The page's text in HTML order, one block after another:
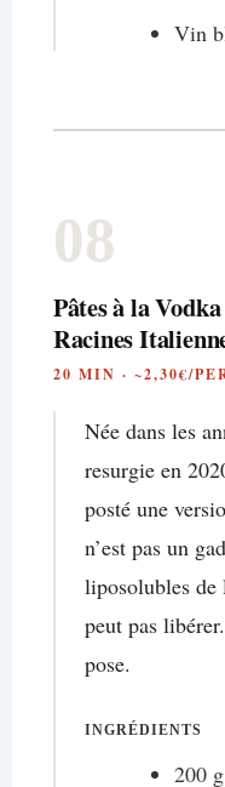
Vin
08
Pâtes à la
Racines
20 MIN · ~2,30€/
Née dans les
resurgie en
posté une
n’est pas un
liposolubles de
peut pas
pose.
INGRÉDIENTS
200